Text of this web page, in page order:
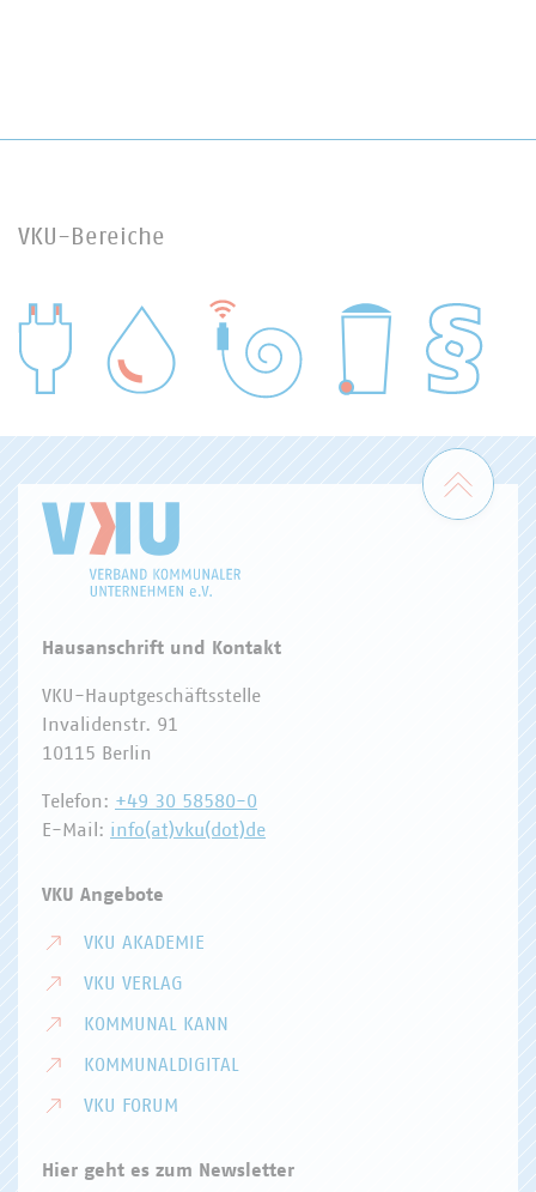
VKU-Bereiche
Zum
Hausanschrift und Kontakt
VKU-Hauptgeschäftsstelle
Invalidenstr. 91
10115 Berlin
Telefon: +49 30 58580-0
E-Mail: info(at)vku(dot)de
VKU Angebote
VKU AKADEMIE
VKU VERLAG
KOMMUNAL KANN
KOMMUNALDIGITAL
VKU FORUM
Hier geht es zum Newsletter